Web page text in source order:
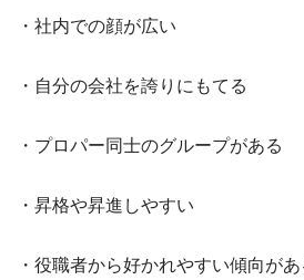
・社内での顔が広い
・自分の会社を誇りにもてる
・プロパー同士のグループがある
・昇格や昇進しやすい
・役職者から好かれやすい傾向があ